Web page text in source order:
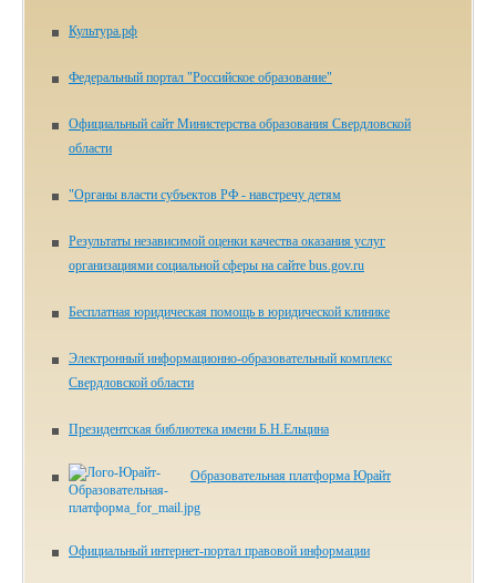
Культура.рф
Федеральный портал "Российское образование"
Официальный сайт Министерства образования Свердловской
области
"Органы власти субъектов РФ - навстречу детям
Результаты независимой оценки качества оказания услуг
организациями социальной сферы на сайте bus.gov.ru
Бесплатная юридическая помощь в юридической клинике
Электронный информационно-образовательный комплекс
Свердловской области
Президентская библиотека имени Б.Н.Ельцина
Образовательная платформа Юрайт
Официальный интернет-портал правовой информации